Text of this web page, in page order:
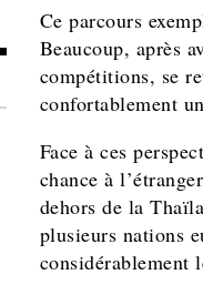
Ce parcours
Beaucoup, après
compétitions, se
confortablement
Face à ces
chance à
dehors de la
plusieurs nations
considérablement